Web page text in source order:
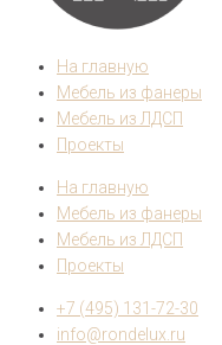
На главную
Мебель из фанеры
Мебель из ЛДСП
Проекты
На главную
Мебель из фанеры
Мебель из ЛДСП
Проекты
+7 (495) 131-72-30
info@rondelux.ru